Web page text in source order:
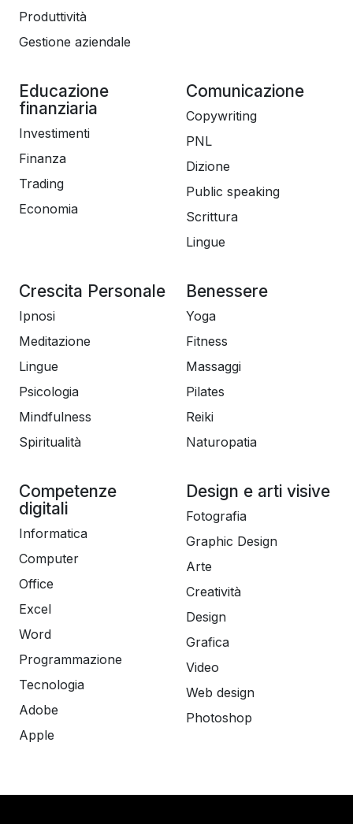
Produttività
Gestione aziendale
Educazione
finanziaria
Investimenti
Finanza
Trading
Economia
Comunicazione
Copywriting
PNL
Dizione
Public speaking
Scrittura
Lingue
Crescita Personale
Ipnosi
Meditazione
Lingue
Psicologia
Mindfulness
Spiritualità
Benessere
Yoga
Fitness
Massaggi
Pilates
Reiki
Naturopatia
Competenze
digitali
Informatica
Computer
Office
Excel
Word
Programmazione
Tecnologia
Adobe
Apple
Design e arti visive
Fotografia
Graphic Design
Arte
Creatività
Design
Grafica
Video
Web design
Photoshop